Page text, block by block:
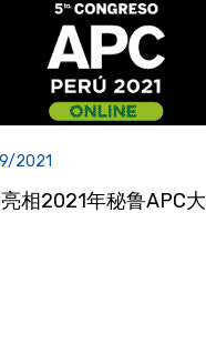
2021
相2021年秘鲁APC